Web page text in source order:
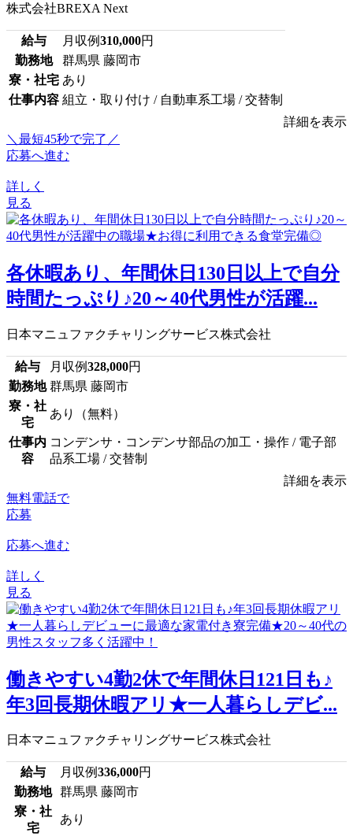
株式会社BREXA Next
給与 月収例310,000円
勤務地
群馬県 藤岡市
寮・社宅 あり
仕事内容 組立・取り付け / 自動車系工場 / 交替制
詳細を表示
＼最短45秒で完了／
応募へ進む
詳しく
見る
各休暇あり、年間休日130日以上で自分
時間たっぷり♪20～40代男性が活躍...
日本マニュファクチャリングサービス株式会社
給与 月収例328,000円
勤務地 群馬県 藤岡市
寮・社
宅
あり（無料）
仕事内
容
コンデンサ・コンデンサ部品の加工・操作 / 電子部
品系工場 / 交替制
詳細を表示
無料電話で
応募
応募へ進む
詳しく
見る
働きやすい4勤2休で年間休日121日も♪
年3回長期休暇アリ★一人暮らしデビ...
日本マニュファクチャリングサービス株式会社
給与 月収例336,000円
勤務地
群馬県 藤岡市
寮・社
宅
あり